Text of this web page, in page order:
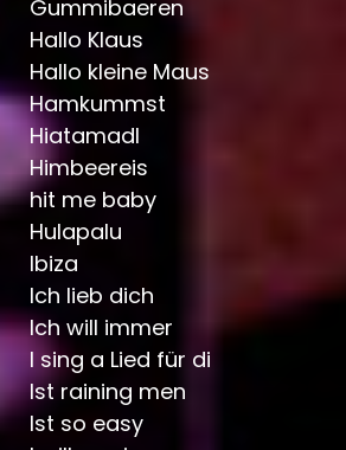
Gummibaeren
Hallo Klaus
Hallo kleine Maus
Hamkummst
Hiatamadl
Himbeereis
hit me baby
Hulapalu
Ibiza
Ich lieb dich
Ich will immer
I sing a Lied für di
Ist raining men
Ist so easy